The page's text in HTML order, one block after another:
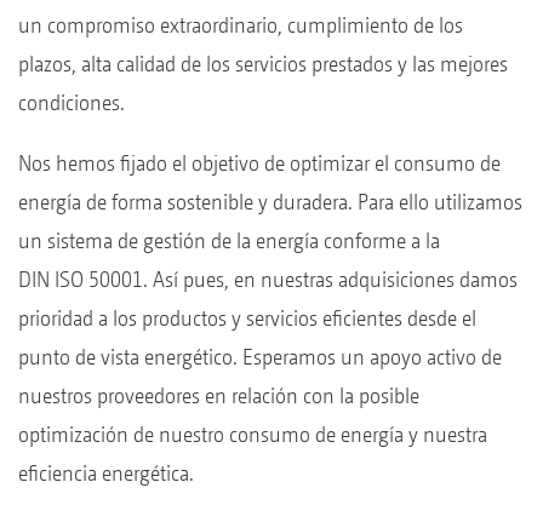
un compromiso extraordinario, cumplimiento de los
plazos, alta calidad de los servicios prestados y las mejores
condiciones.
Nos hemos fijado el objetivo de optimizar el consumo de
energía de forma sostenible y duradera. Para ello utilizamos
un sistema de gestión de la energía conforme a la
DIN ISO 50001. Así pues, en nuestras adquisiciones damos
prioridad a los productos y servicios eficientes desde el
punto de vista energético. Esperamos un apoyo activo de
nuestros proveedores en relación con la posible
optimización de nuestro consumo de energía y nuestra
eficiencia energética.